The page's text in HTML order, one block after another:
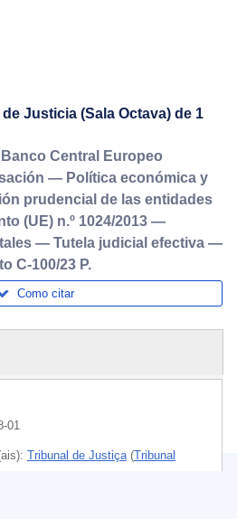
Justicia (Sala Octava) de 1
Central Europeo
— Política económica y
prudencial de las entidades
(UE) n.º 1024/2013 —
— Tutela judicial efectiva —
C-100/23 P.
Como citar
01
Tribunal de Justiça (Tribunal
da União Europeia